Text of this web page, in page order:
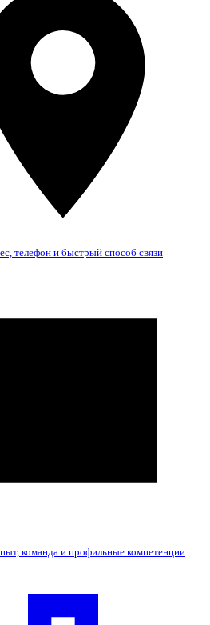
телефон и быстрый способ связи
команда и профильные компетенции